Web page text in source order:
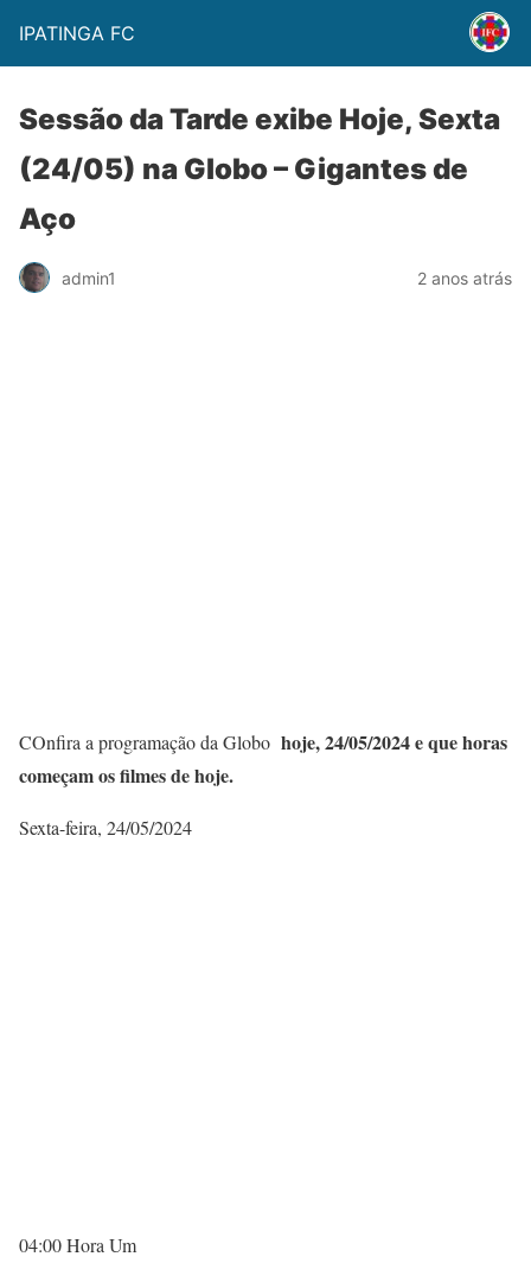
IPATINGA FC
Sessão da Tarde exibe Hoje, Sexta
(24/05) na Globo – Gigantes de
Aço
admin1 2 anos atrás
COnfira a programação da Globo hoje, 24/05/2024 e que horas
começam os filmes de hoje.
Sexta-feira, 24/05/2024
04:00 Hora Um